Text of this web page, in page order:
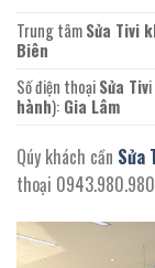
Trung tâmSửa Tivi
Biên
Số điện thoạiSửa Tivi
hành): Gia Lâm
Qúy khách cần Sửa
thoại